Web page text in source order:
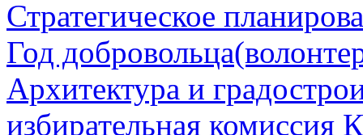
Стратегическое
Год
Архитектура и
избирательная комиссия